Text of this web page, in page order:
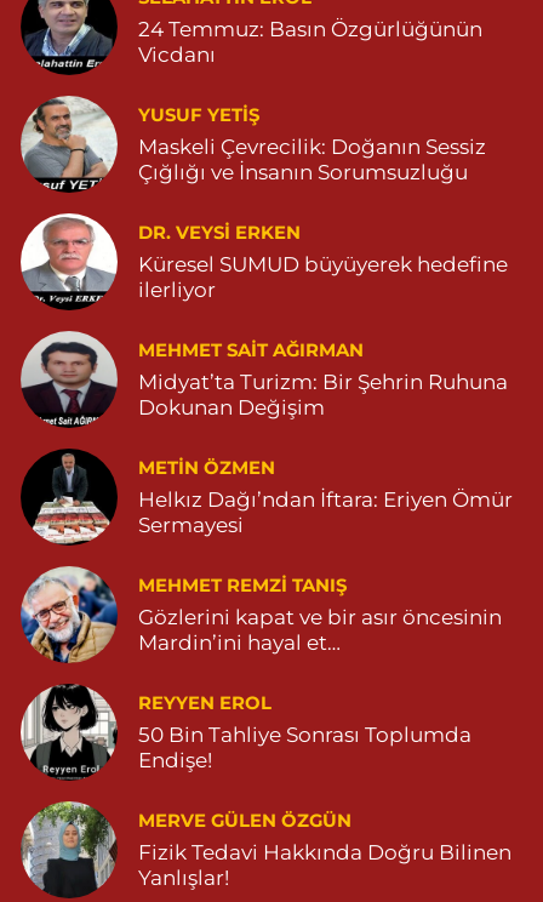
POYRAZ MAHALLE MARDİN-DİYARBAKIR CADDE NO:94B
04825112785
0 (482) 511 27 85
Ömerli Eczanesi
YENİ MAHALLE HASTANE CADDESİ 3086 SOKAK NO:7 2
04825413333
0 (482) 541 33 33 Yol Tarifi Al
Büşra Eczanesi
SAĞLIK OCAĞI YANI 04823812379
0 (482) 381 23 79 Yol Tarifi Al
Yavuz Eczanesi
MARDİN CADDE NO:20A 04825712234
0 (482) 571 22 34 Yol Tarifi Al
24 Temmuz: Basın Özgürlüğünün
Vicdanı
YUSUF YETİŞ
Maskeli Çevrecilik: Doğanın Sessiz
Çığlığı ve İnsanın Sorumsuzluğu
DR. VEYSI ERKEN
Küresel SUMUD büyüyerek hedefine
ilerliyor
MEHMET SAIT AĞIRMAN
Midyat’ta Turizm: Bir Şehrin Ruhuna
Dokunan Değişim
METIN ÖZMEN
Helkız Dağı’ndan İftara: Eriyen Ömür
Sermayesi
MEHMET REMZI TANIŞ
Gözlerini kapat ve bir asır öncesinin
Mardin’ini hayal et…
REYYEN EROL
50 Bin Tahliye Sonrası Toplumda
Endişe!
MERVE GÜLEN ÖZGÜN
Fizik Tedavi Hakkında Doğru Bilinen
Yanlışlar!